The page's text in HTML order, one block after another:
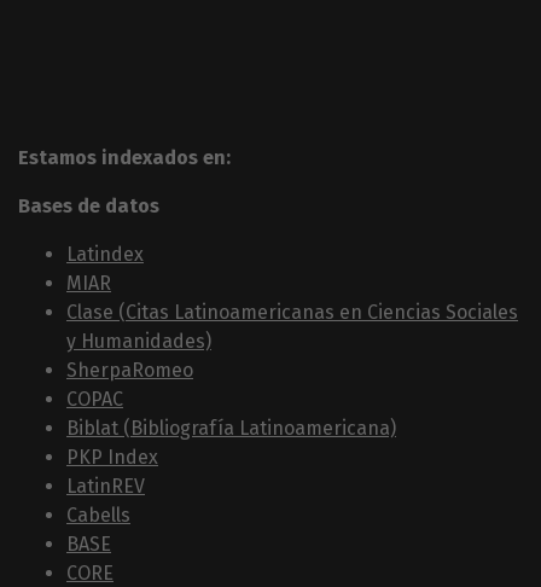
Estamos indexados en:
Bases de datos
Latindex
MIAR
Clase (Citas Latinoamericanas en Ciencias Sociales
y Humanidades)
SherpaRomeo
COPAC
Biblat (Bibliografía Latinoamericana)
PKP Index
LatinREV
Cabells
BASE
CORE